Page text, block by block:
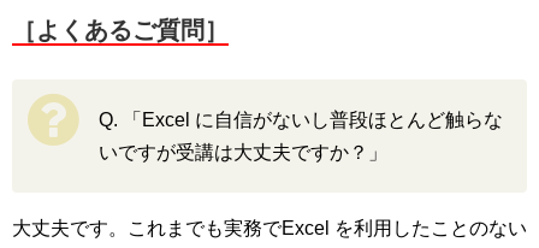
［よくあるご質問］
Q. 「Excel に自信がないし普段ほとんど触らな
いですが受講は大丈夫ですか？」
大丈夫です。これまでも実務でExcel を利用したことのない